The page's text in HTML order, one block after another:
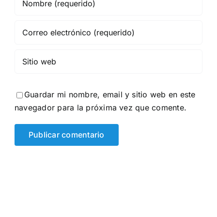
Guardar mi nombre, email y sitio web en este
navegador para la próxima vez que comente.